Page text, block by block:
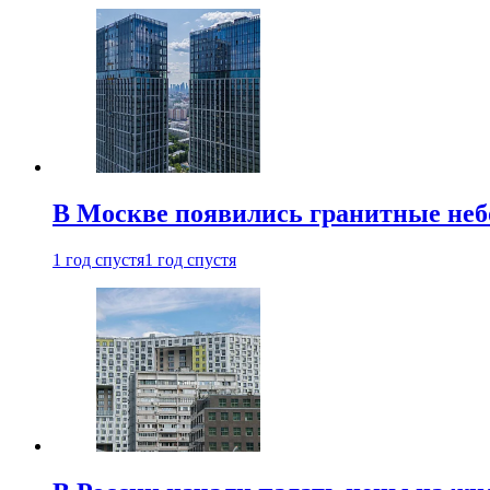
В Москве появились гранитные
1 год спустя1 год спустя